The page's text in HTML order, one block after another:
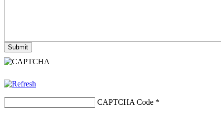
CAPTCHA Code *